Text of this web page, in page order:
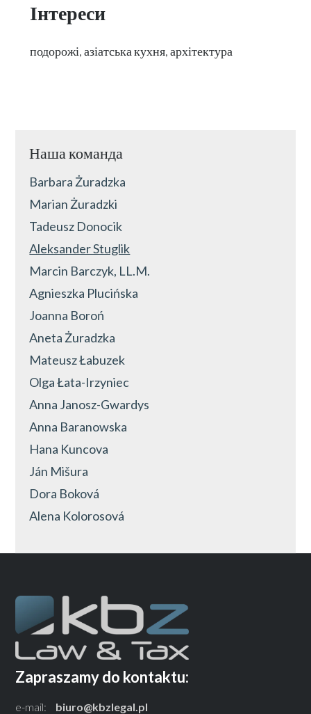
Інтереси
подорожі,азіатськакухня,архітектура
Наша команда
Barbara Żuradzka
Marian Żuradzki
Tadeusz Donocik
Aleksander Stuglik
Marcin Barczyk, LL.M.
Agnieszka Plucińska
Joanna Boroń
Aneta Żuradzka
Mateusz Łabuzek
Olga Łata-Irzyniec
Anna Janosz-Gwardys
Anna Baranowska
Hana Kuncova
Ján Mišura
Dora Boková
Alena Kolorosová
Zapraszamy do kontaktu:
e-mail:
biuro@kbzlegal.pl